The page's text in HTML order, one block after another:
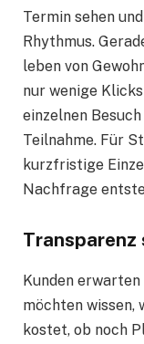
Termin sehen
Rhythmus.
leben von
nur wenige
einzelnen
Teilnahme. Für
kurzfristige
Nachfrage
Kunden
möchten wissen,
kostet, ob noch